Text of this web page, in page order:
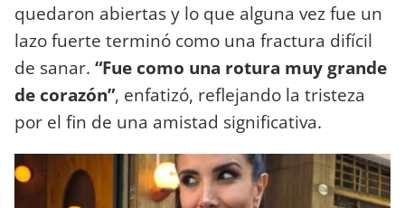
quedaron abiertas y lo que alguna vez fue un
lazo fuerte terminó como una fractura difícil
de sanar. “Fue como una rotura muy grande
de corazón”, enfatizó, reflejando la tristeza
por el fin de una amistad significativa.